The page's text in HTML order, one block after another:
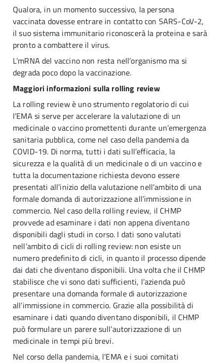
Qualora, in un momento successivo, la persona
vaccinata dovesse entrare in contatto con SARS-CoV-2,
il suo sistema immunitario riconoscerà la proteina e sarà
pronto a combattere il virus.
L’mRNA del vaccino non resta nell’organismo ma si
degrada poco dopo la vaccinazione.
Maggiori informazioni sulla rolling review
La rolling review è uno strumento regolatorio di cui
l’EMA si serve per accelerare la valutazione di un
medicinale o vaccino promettenti durante un’emergenza
sanitaria pubblica, come nel caso della pandemia da
COVID-19. Di norma, tutti i dati sull’efficacia, la
sicurezza e la qualità di un medicinale o di un vaccino e
tutta la documentazione richiesta devono essere
presentati all’inizio della valutazione nell’ambito di una
formale domanda di autorizzazione all’immissione in
commercio. Nel caso della rolling review, il CHMP
provvede ad esaminare i dati non appena diventano
disponibili dagli studi in corso. I dati sono valutati
nell’ambito di cicli di rolling review: non esiste un
numero predefinito di cicli, in quanto il processo dipende
dai dati che diventano disponibili. Una volta che il CHMP
stabilisce che vi sono dati sufficienti, l’azienda può
presentare una domanda formale di autorizzazione
all’immissione in commercio. Grazie alla possibilità di
esaminare i dati quando diventano disponibili, il CHMP
può formulare un parere sull’autorizzazione di un
medicinale in tempi più brevi.
Nel corso della pandemia, l’EMA e i suoi comitati